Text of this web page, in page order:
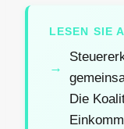
LESEN SIE
Die